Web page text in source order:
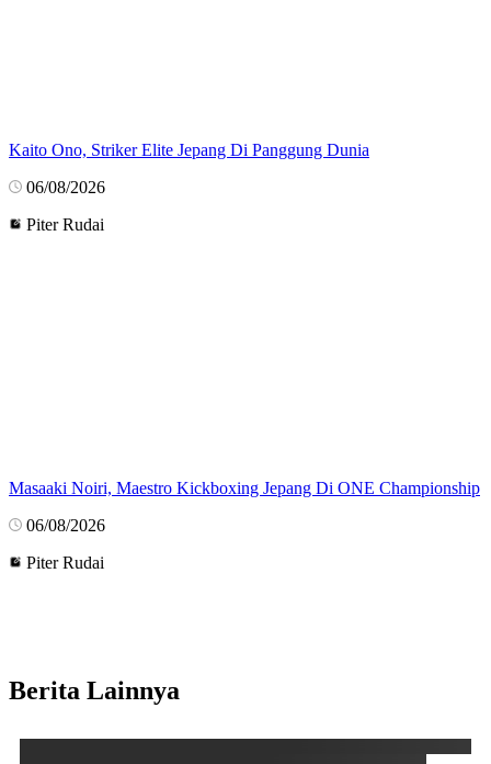
Kaito Ono, Striker Elite Jepang Di Panggung Dunia
06/08/2026
Piter Rudai
Masaaki Noiri, Maestro Kickboxing Jepang Di ONE Championship
06/08/2026
Piter Rudai
Berita Lainnya